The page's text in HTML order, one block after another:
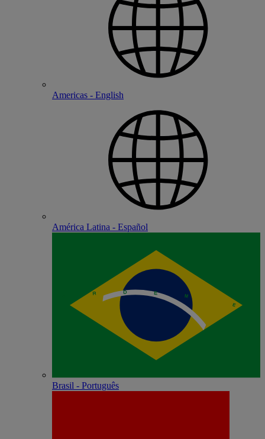
Americas - English
América Latina - Español
Brasil - Português